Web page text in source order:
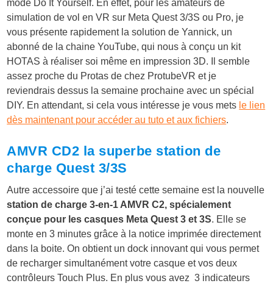
mode Do It Yourself. En effet, pour les amateurs de
simulation de vol en VR sur Meta Quest 3/3S ou Pro, je
vous présente rapidement la solution de Yannick, un
abonné de la chaine YouTube, qui nous à conçu un kit
HOTAS à réaliser soi même en impression 3D. Il semble
assez proche du Protas de chez ProtubeVR et je
reviendrais dessus la semaine prochaine avec un spécial
DIY. En attendant, si cela vous intéresse je vous mets le lien
dès maintenant pour accéder au tuto et aux fichiers.
AMVR CD2 la superbe station de
charge Quest 3/3S
Autre accessoire que j’ai testé cette semaine est la nouvelle
station de charge 3-en-1 AMVR C2, spécialement
conçue pour les casques Meta Quest 3 et 3S. Elle se
monte en 3 minutes grâce à la notice imprimée directement
dans la boite. On obtient un dock innovant qui vous permet
de recharger simultanément votre casque et vos deux
contrôleurs Touch Plus. En plus vous avez 3 indicateurs